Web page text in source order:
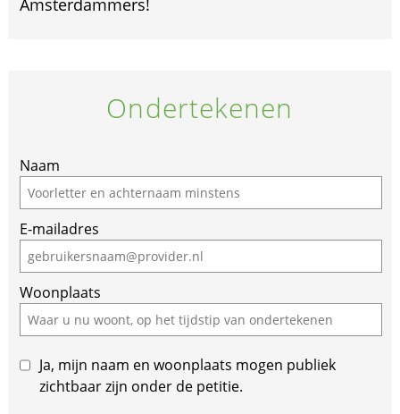
Amsterdammers!
Ondertekenen
If
you
are
a
human,
ignore
this
field
Naam
E-mailadres
Woonplaats
Ja, mijn naam en woonplaats mogen publiek
zichtbaar zijn onder de petitie.